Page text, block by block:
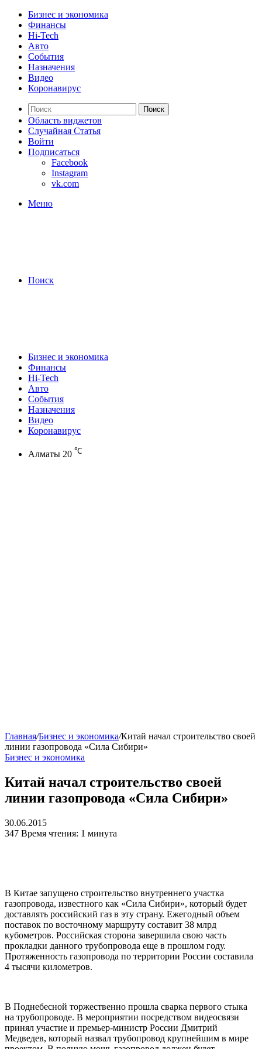
Бизнес и экономика
Финансы
Hi-Tech
Авто
События
Назначения
Видео
Коронавирус
Поиск
Область виджетов
Случайная Статья
Войти
Подписаться
Facebook
Instagram
vk.com
Меню
Поиск
Бизнес и экономика
Финансы
Hi-Tech
Авто
События
Назначения
Видео
Коронавирус
Алматы 20 ℃
Главная/Бизнес и экономика/Китай начал строительство своей
линии газопровода «Сила Сибири»
Бизнес и экономика
Китай начал строительство своей
линии газопровода «Сила Сибири»
30.06.2015
347 Время чтения: 1 минута
В Китае запущено строительство внутреннего участка
газопровода, известного как «Сила Сибири», который будет
доставлять российский газ в эту страну. Ежегодный объем
поставок по восточному маршруту составит 38 млрд
кубометров. Российская сторона завершила свою часть
прокладки данного трубопровода еще в прошлом году.
Протяженность газопровода по территории России составила
4 тысячи километров.
В Поднебесной торжественно прошла сварка первого стыка
на трубопроводе. В мероприятии посредством видеосвязи
принял участие и премьер-министр России Дмитрий
Медведев, который назвал трубопровод крупнейшим в мире